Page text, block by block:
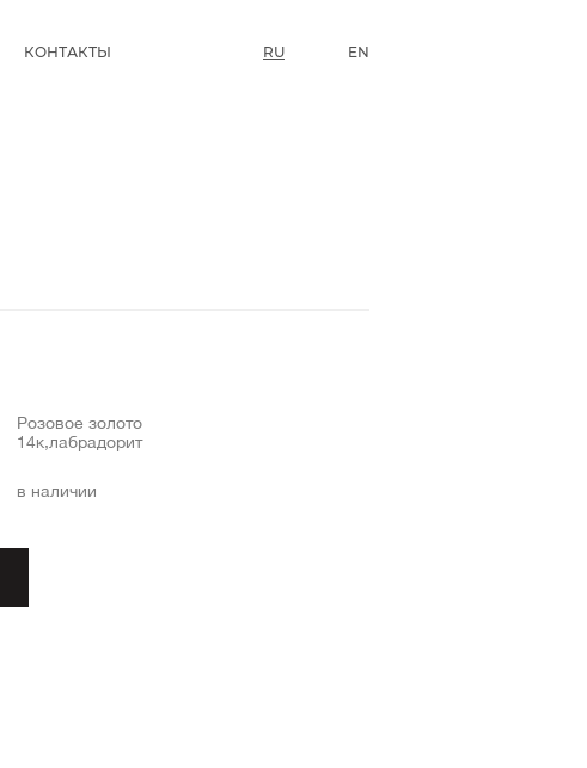
КОНТАКТЫ RU EN
Розовое золото
14к,лабрадорит
в наличии